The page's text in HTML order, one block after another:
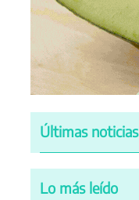
Últimas noticias
Lo más leído